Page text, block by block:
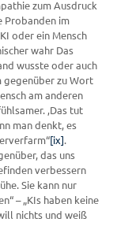
zum Ausdruck
Probanden im
oder ein Mensch
wahr Das
wusste oder auch
gegenüber zu Wort
am anderen
‚Das tut
man denkt, es
[ix].
das uns
verbessern
Sie kann nur
– „KIs haben keine
nichts und weiß